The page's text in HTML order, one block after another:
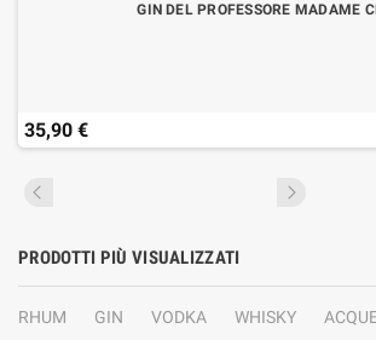
GIN DEL PROFESSORE MADAME
35,90 €
PRODOTTI PIÙ VISUALIZZATI
RHUM GIN VODKA WHISKY